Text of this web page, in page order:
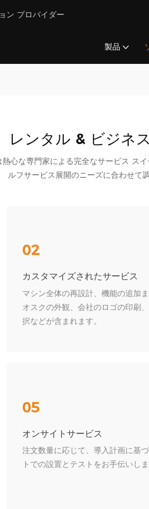
ン プロバイダー
製品
レンタル & ビジネ
心な専門家による完全なサービス ス
ルフサービス展開のニーズに合わせて
02
カスタマイズされたサービス
マシン全体の再設計、機能の追加
オスクの外観、会社のロゴの印刷
択などが含まれます。
05
オンサイトサービス
注文数量に応じて、導入計画に基
トでの設置とテストをお手伝いしま